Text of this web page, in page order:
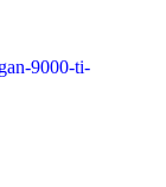
9000-ti-